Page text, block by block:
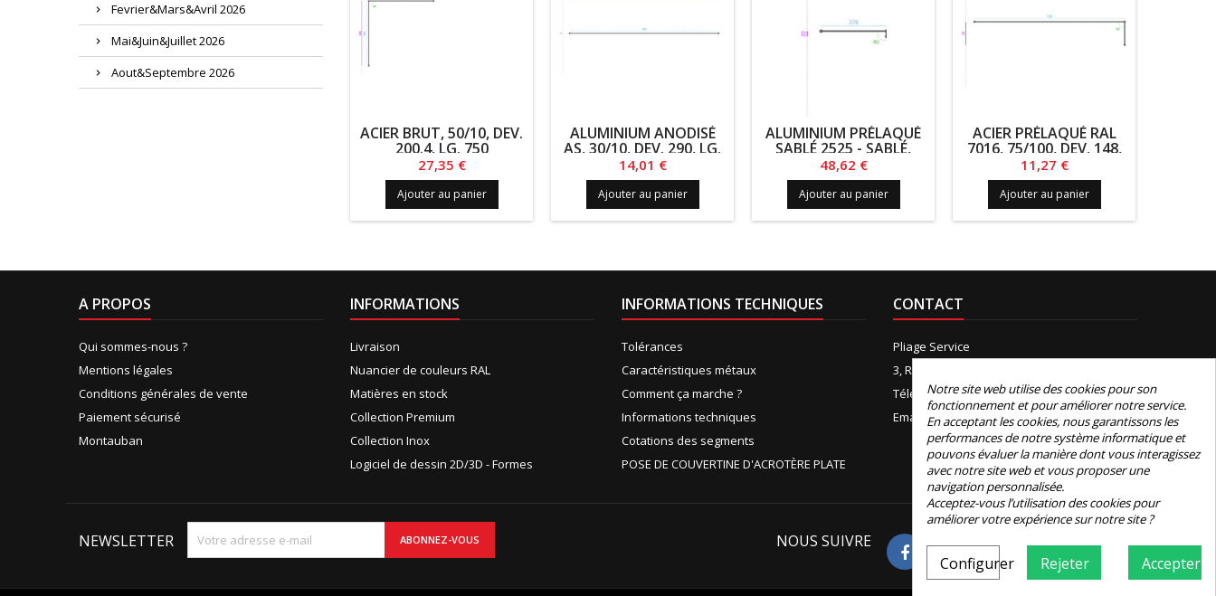
Fevrier&Mars&Avril 2026
Mai&Juin&Juillet 2026
Aout&Septembre 2026
ACIER BRUT, 50/10, DEV.
200.4, LG. 750
Prix
27,35 €
Ajouter au panier
ALUMINIUM ANODISÉ
AS, 30/10, DEV. 290, LG.
180
Prix
14,01 €
Ajouter au panier
ALUMINIUM PRÉLAQUÉ
SABLÉ 2525 - SABLÉ,
15/10, DEV. 289.5, LG.
1160
Prix
48,62 €
Ajouter au panier
ACIER PRÉLAQUÉ RAL
7016, 75/100, DEV. 148,
LG. 850
Prix
11,27 €
Ajouter au panier
A PROPOS
Qui sommes-nous ?
Mentions légales
Conditions générales de vente
Paiement sécurisé
Montauban
INFORMATIONS
Livraison
Nuancier de couleurs RAL
Matières en stock
Collection Premium
Collection Inox
Logiciel de dessin 2D/3D - Formes
INFORMATIONS TECHNIQUES
Tolérances
Caractéristiques métaux
Comment ça marche ?
Informations techniques
Cotations des segments
POSE DE COUVERTINE D'ACROTÈRE PLATE
CONTACT
Pliage Service
3, Rue de Boudeville, 31100 Toulouse
Téléphone:+33 (0)5 61 44 12 90
Email: contact@e-pliage.fr
Avis Google
4.8
NEWSLETTER NOUS SUIVRE
Notre site web utilise des cookies pour son
fonctionnement et pour améliorer notre service.
En acceptant les cookies, nous garantissons les
performances de notre système informatique et
pouvons évaluer la manière dont vous interagissez
avec notre site web et vous proposer une
navigation personnalisée.
Acceptez-vous l’utilisation des cookies pour
améliorer votre expérience sur notre site ?
Configurer Rejeter Accepter